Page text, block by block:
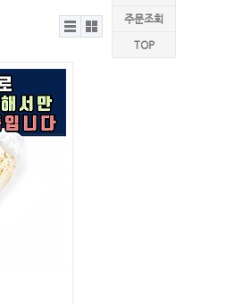
주문조회
TOP
리스
트뷰
갤러
리뷰